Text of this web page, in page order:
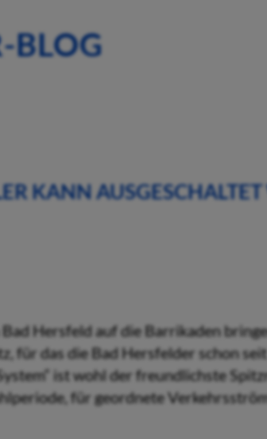
BLOG
KANN
Hersfeld auf die Barrikaden
für das die Bad Hersfelder schon
ist wohl der freundlichste
für geordnete